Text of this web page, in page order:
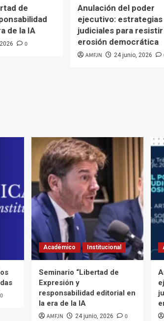
de
de la IA
0
Anulación del poder
ejecutivo: estrategias
judiciales para resistir
erosión democrática
AMFJN 24 junio, 2026
0
Académico Institucional
Seminario “Libertad de
Expresión y
responsabilidad editorial en
la era de la IA
AMFJN 24 junio, 2026 0